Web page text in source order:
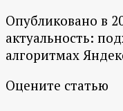
Опубликовано в
актуальность:
алгоритмах
Оцените статью